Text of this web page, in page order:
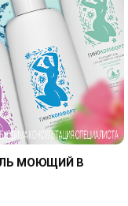
МОЮЩИЙ В